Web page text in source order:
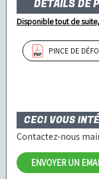
DÉTAILS DE
Disponible tout de
PINCE DE
CECI VOUS
Contactez-nous
ENVOYER UN